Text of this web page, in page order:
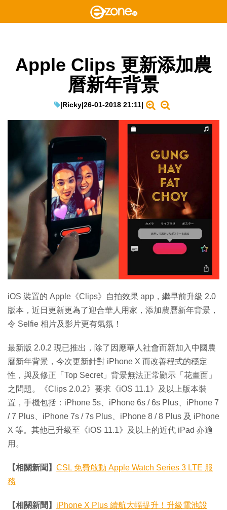
Apple Clips 更新添加農
曆新年背景
|Ricky|26-01-2018 21:11|
iOS 裝置的 Apple《Clips》自拍效果 app，繼早前升級 2.0
版本，近日更新更為了迎合華人用家，添加農曆新年背景，
令 Selfie 相片及影片更有氣氛！
最新版 2.0.2 現已推出，除了因應華人社會而新加入中國農
曆新年背景，今次更新針對 iPhone X 而改善程式的穩定
性，與及修正「Top Secret」背景無法正常顯示「花畫面」
之問題。《Clips 2.0.2》要求《iOS 11.1》及以上版本裝
置，手機包括：iPhone 5s、iPhone 6s / 6s Plus、iPhone 7
/ 7 Plus、iPhone 7s / 7s Plus、iPhone 8 / 8 Plus 及 iPhone
X 等。其他已升級至《iOS 11.1》及以上的近代 iPad 亦適
用。
【相關新聞】 CSL 免費啟動 Apple Watch Series 3 LTE 服
務
【相關新聞】 iPhone X Plus 續航大幅提升！升級電池設